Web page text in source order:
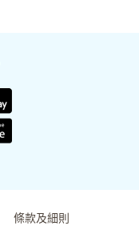
條款及細則